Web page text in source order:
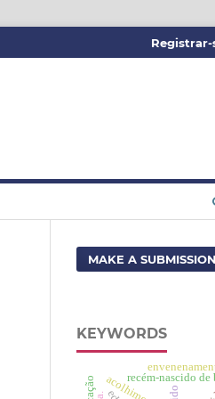
Registrar-
MAKE A SUBMISSION
KEYWORDS
recém-nascido de